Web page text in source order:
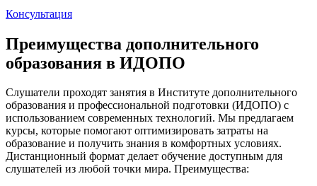
Консультация
Преимущества дополнительного
образования в ИДОПО
Слушатели проходят занятия в Институте дополнительного
образования и профессиональной подготовки (ИДОПО) с
использованием современных технологий. Мы предлагаем
курсы, которые помогают оптимизировать затраты на
образование и получить знания в комфортных условиях.
Дистанционный формат делает обучение доступным для
слушателей из любой точки мира. Преимущества: